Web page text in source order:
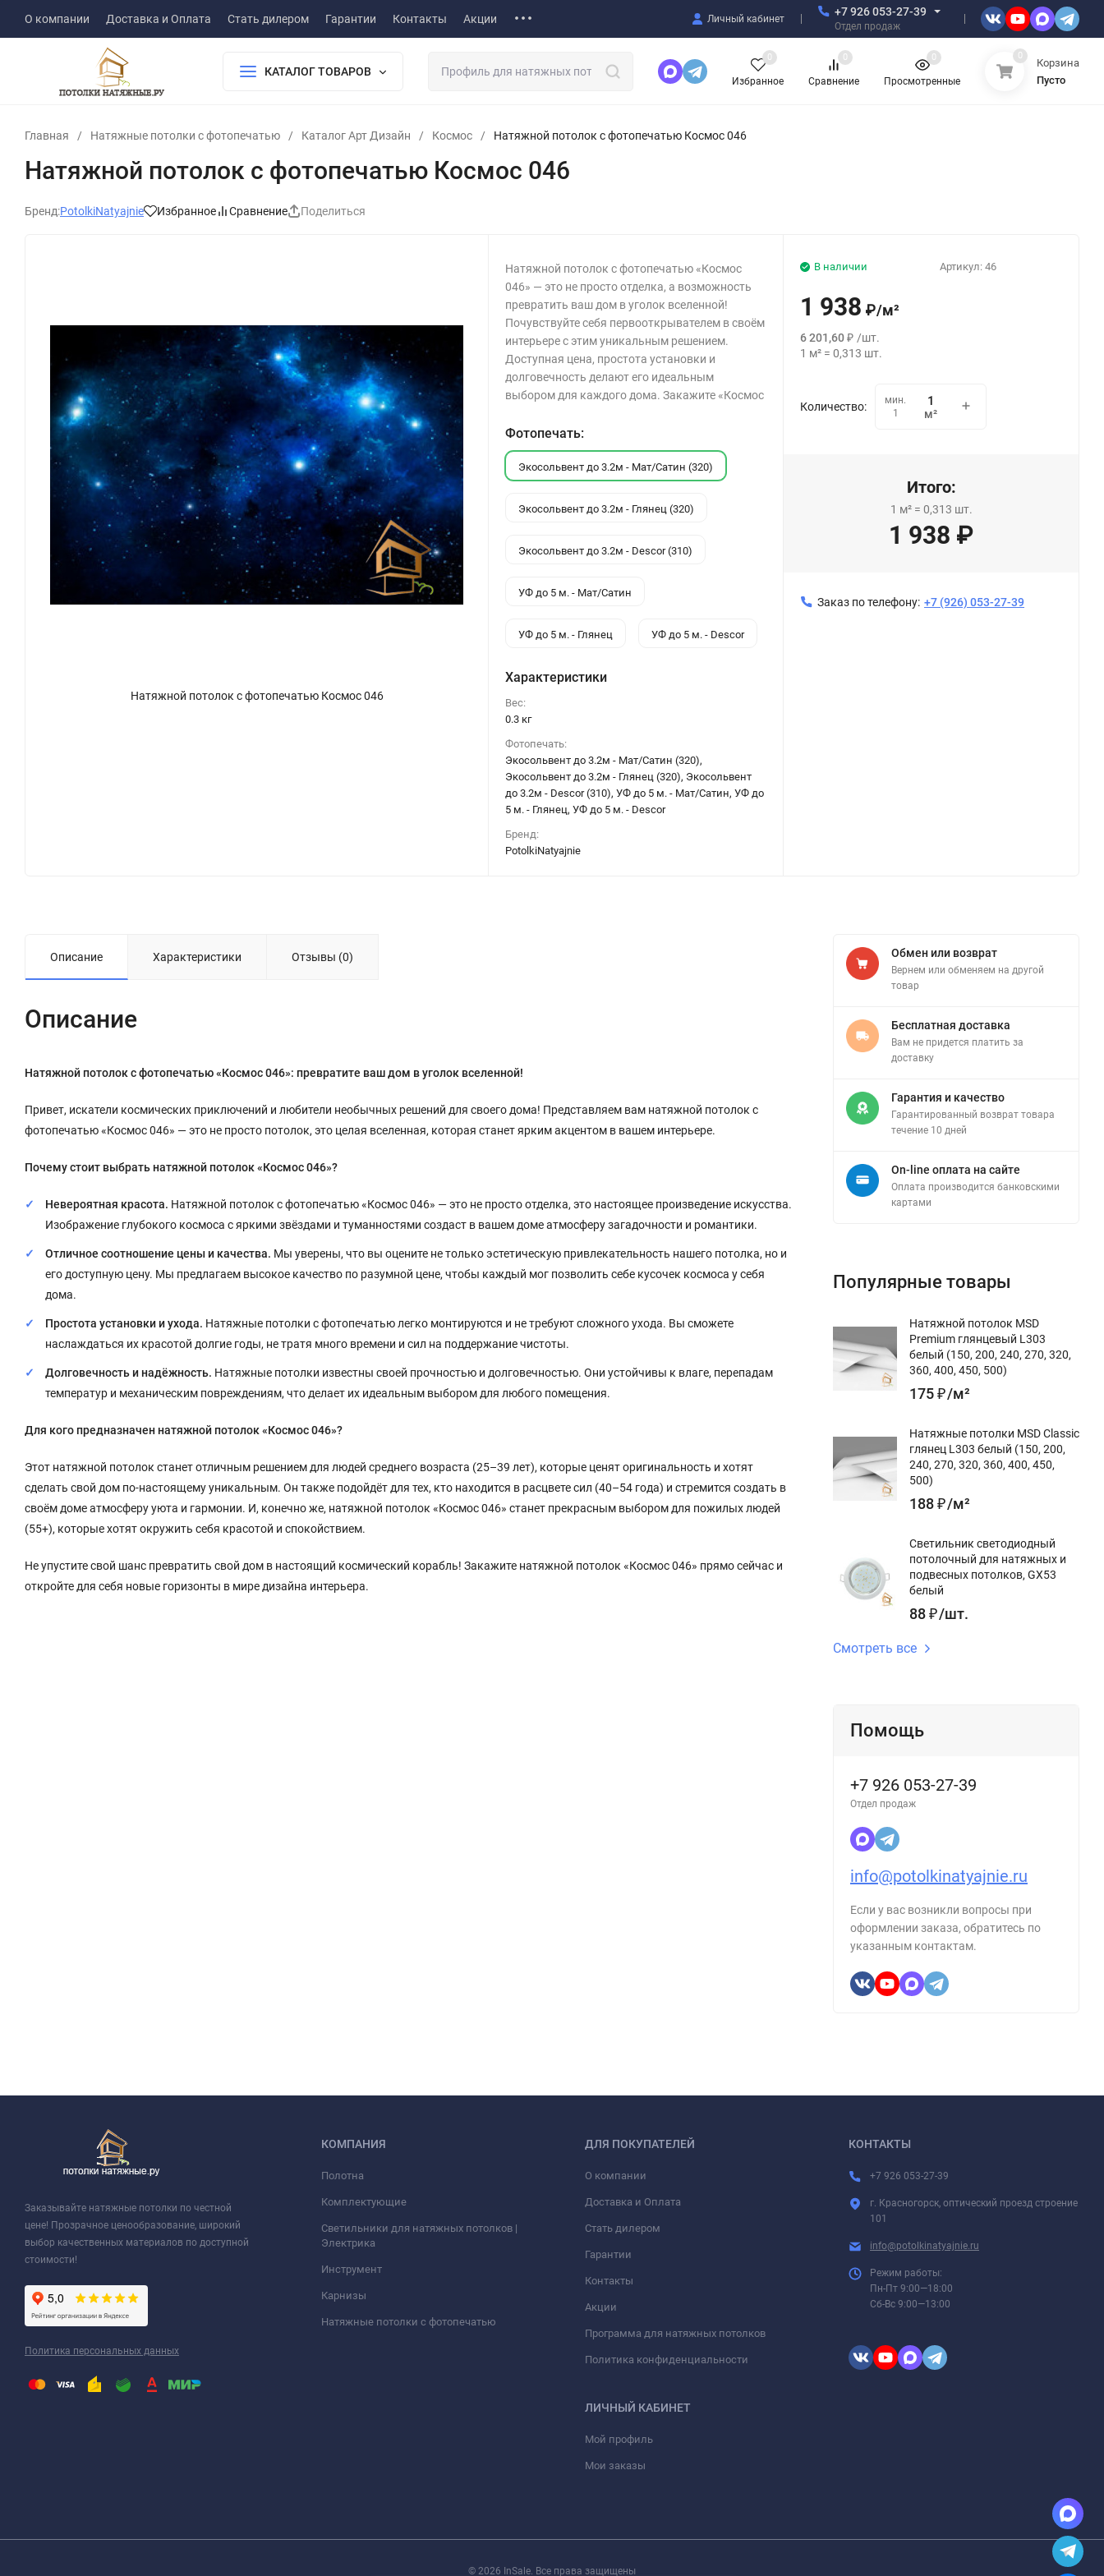
О компании Доставка и Оплата Стать дилером Гарантии Контакты Акции Личный кабинет
+7 926 053-27-39
Отдел продаж
КАТАЛОГ ТОВАРОВ
Избранное
0
Сравнение
0
Просмотренные
0 0
Корзина
Пусто
Главная / Натяжные потолки с фотопечатью / Каталог Арт Дизайн / Космос / Натяжной потолок с фотопечатью Космос 046
Натяжной потолок с фотопечатью Космос 046
Бренд:PotolkiNatyajnie Избранное Сравнение Поделиться
Натяжной потолок с фотопечатью Космос 046
Натяжной потолок с фотопечатью «Космос
046» — это не просто отделка, а возможность
превратить ваш дом в уголок вселенной!
Почувствуйте себя первооткрывателем в своём
интерьере с этим уникальным решением.
Доступная цена, простота установки и
долговечность делают его идеальным
выбором для каждого дома. Закажите «Космос
Фотопечать:
Экосольвент до 3.2м - Мат/Сатин (320)
Экосольвент до 3.2м - Глянец (320)
Экосольвент до 3.2м - Descor (310)
УФ до 5 м. - Мат/Сатин
УФ до 5 м. - Глянец УФ до 5 м. - Descor
Характеристики
Вес:
0.3 кг
Фотопечать:
Экосольвент до 3.2м - Мат/Сатин (320),
Экосольвент до 3.2м - Глянец (320), Экосольвент
до 3.2м - Descor (310), УФ до 5 м. - Мат/Сатин, УФ до
5 м. - Глянец, УФ до 5 м. - Descor
Бренд:
PotolkiNatyajnie
Артикул: 46
В наличии
1 938 ₽/м²
6 201,60₽ /шт.
1 м² =0,313 шт.
Количество:
мин.
1
м²
Итого:
1 м²= 0,313 шт.
1 938 ₽
Заказ по телефону: +7 (926) 053-27-39
Описание Характеристики Отзывы (0)
Описание
Натяжной потолок с фотопечатью «Космос 046»: превратите ваш дом в уголок вселенной!
Привет, искатели космических приключений и любители необычных решений для своего дома! Представляем вам натяжной потолок с
фотопечатью «Космос 046» — это не просто потолок, это целая вселенная, которая станет ярким акцентом в вашем интерьере.
Почему стоит выбрать натяжной потолок «Космос 046»?
Невероятная красота. Натяжной потолок с фотопечатью «Космос 046» — это не просто отделка, это настоящее произведение искусства.
Изображение глубокого космоса с яркими звёздами и туманностями создаст в вашем доме атмосферу загадочности и романтики.
Отличное соотношение цены и качества. Мы уверены, что вы оцените не только эстетическую привлекательность нашего потолка, но и
его доступную цену. Мы предлагаем высокое качество по разумной цене, чтобы каждый мог позволить себе кусочек космоса у себя
дома.
Простота установки и ухода. Натяжные потолки с фотопечатью легко монтируются и не требуют сложного ухода. Вы сможете
наслаждаться их красотой долгие годы, не тратя много времени и сил на поддержание чистоты.
Долговечность и надёжность. Натяжные потолки известны своей прочностью и долговечностью. Они устойчивы к влаге, перепадам
температур и механическим повреждениям, что делает их идеальным выбором для любого помещения.
Для кого предназначен натяжной потолок «Космос 046»?
Этот натяжной потолок станет отличным решением для людей среднего возраста (25–39 лет), которые ценят оригинальность и хотят
сделать свой дом по-настоящему уникальным. Он также подойдёт для тех, кто находится в расцвете сил (40–54 года) и стремится создать в
своём доме атмосферу уюта и гармонии. И, конечно же, натяжной потолок «Космос 046» станет прекрасным выбором для пожилых людей
(55+), которые хотят окружить себя красотой и спокойствием.
Не упустите свой шанс превратить свой дом в настоящий космический корабль! Закажите натяжной потолок «Космос 046» прямо сейчас и
откройте для себя новые горизонты в мире дизайна интерьера.
Обмен или возврат
Вернем или обменяем на другой
товар
Бесплатная доставка
Вам не придется платить за
доставку
Гарантия и качество
Гарантированный возврат товара
течение 10 дней
On-line оплата на сайте
Оплата производится банковскими
картами
Популярные товары
Натяжной потолок MSD
Premium глянцевый L303
белый (150, 200, 240, 270, 320,
360, 400, 450, 500)
175₽/м²
Натяжные потолки MSD Classic
глянец L303 белый (150, 200,
240, 270, 320, 360, 400, 450,
500)
188₽/м²
Светильник светодиодный
потолочный для натяжных и
подвесных потолков, GX53
белый
88₽/шт.
Смотреть все
Помощь
+7 926 053-27-39
Отдел продаж
info@potolkinatyajnie.ru
Если у вас возникли вопросы при
оформлении заказа, обратитесь по
указанным контактам.
Заказывайте натяжные потолки по честной
цене! Прозрачное ценообразование, широкий
выбор качественных материалов по доступной
стоимости!
Политика персональных данных
КОМПАНИЯ
Полотна
Комплектующие
Светильники для натяжных потолков |
Электрика
Инструмент
Карнизы
Натяжные потолки с фотопечатью
ДЛЯ ПОКУПАТЕЛЕЙ
О компании
Доставка и Оплата
Стать дилером
Гарантии
Контакты
Акции
Программа для натяжных потолков
Политика конфиденциальности
ЛИЧНЫЙ КАБИНЕТ
Мой профиль
Мои заказы
КОНТАКТЫ
+7 926 053-27-39
г. Красногорск, оптический проезд строение
101
info@potolkinatyajnie.ru
Режим работы:
Пн-Пт 9:00—18:00
Сб-Вс 9:00—13:00
© 2026 InSale. Все права защищены